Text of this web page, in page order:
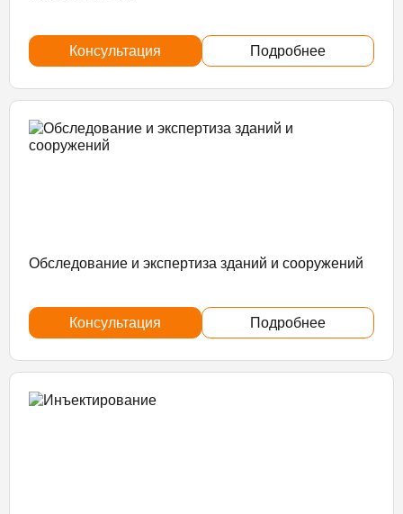
Консультация Подробнее
Обследование и экспертиза зданий и сооружений
Консультация Подробнее